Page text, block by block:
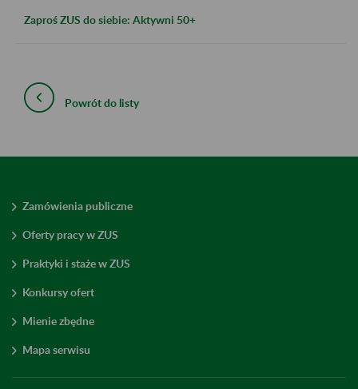
Zaproś ZUS do siebie: Aktywni 50+
Powrót do listy
Zamówienia publiczne
Oferty pracy w ZUS
Praktyki i staże w ZUS
Konkursy ofert
Mienie zbędne
Mapa serwisu